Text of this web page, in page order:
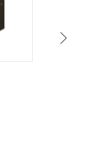
עבור
לתמונה